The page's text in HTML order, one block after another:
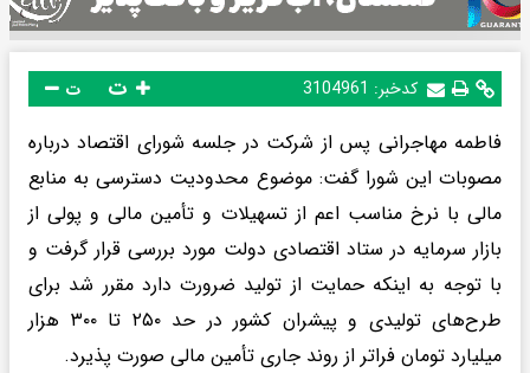
کدخبر: 3104961 ت
فاطمه مهاجرانی پس از شرکت در جلسه شورای اقتصاد درباره
مصوبات این شورا گفت: موضوع محدودیت دسترسی به منابع
مالی با نرخ مناسب اعم از تسهیلات و تأمین مالی و پولی از
بازار سرمایه در ستاد اقتصادی دولت مورد بررسی قرار گرفت و
با توجه به اینکه حمایت از تولید ضرورت دارد مقرر شد برای
طرح‌های تولیدی و پیشران کشور در حد ۲۵۰ تا ۳۰۰ هزار
میلیارد تومان فراتر از روند جاری تأمین مالی صورت پذیرد.